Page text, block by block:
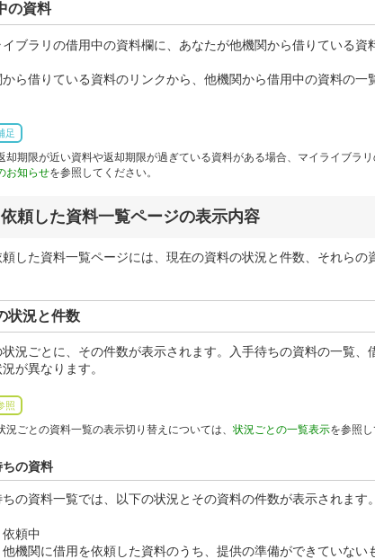
の資料
イブラリの借用中の資料欄に、あなたが他機関から借りている資
ら借りている資料のリンクから、他機関から借用中の資料の一
足
却期限が近い資料や返却期限が過ぎている資料がある場合、マイライブラ
お知らせを参照してください。
頼した資料一覧ページの表示内容
した資料一覧ページには、現在の資料の状況と件数、それら
状況と件数
状況ごとに、その件数が表示されます。入手待ちの資料の一覧
が異なります。
照
況ごとの資料一覧の表示切り替えについては、状況ごとの一覧表示を参照
ちの資料
ちの資料一覧では、以下の状況とその資料の件数が表示されます
依頼中
他機関に借用を依頼した資料のうち、提供の準備ができていない